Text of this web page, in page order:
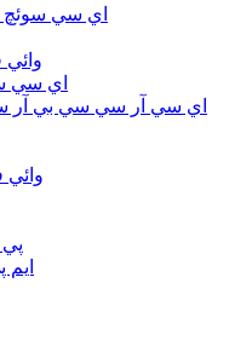
اي سي سوئچ
اي سي
اي سي آر سي سي بي آر
پي